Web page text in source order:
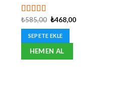
5 üzerinden
5.00oy aldı
₺585,00 Orijinal
₺585,00.
₺468,00Şu
SEPETE EKLE
HEMEN AL